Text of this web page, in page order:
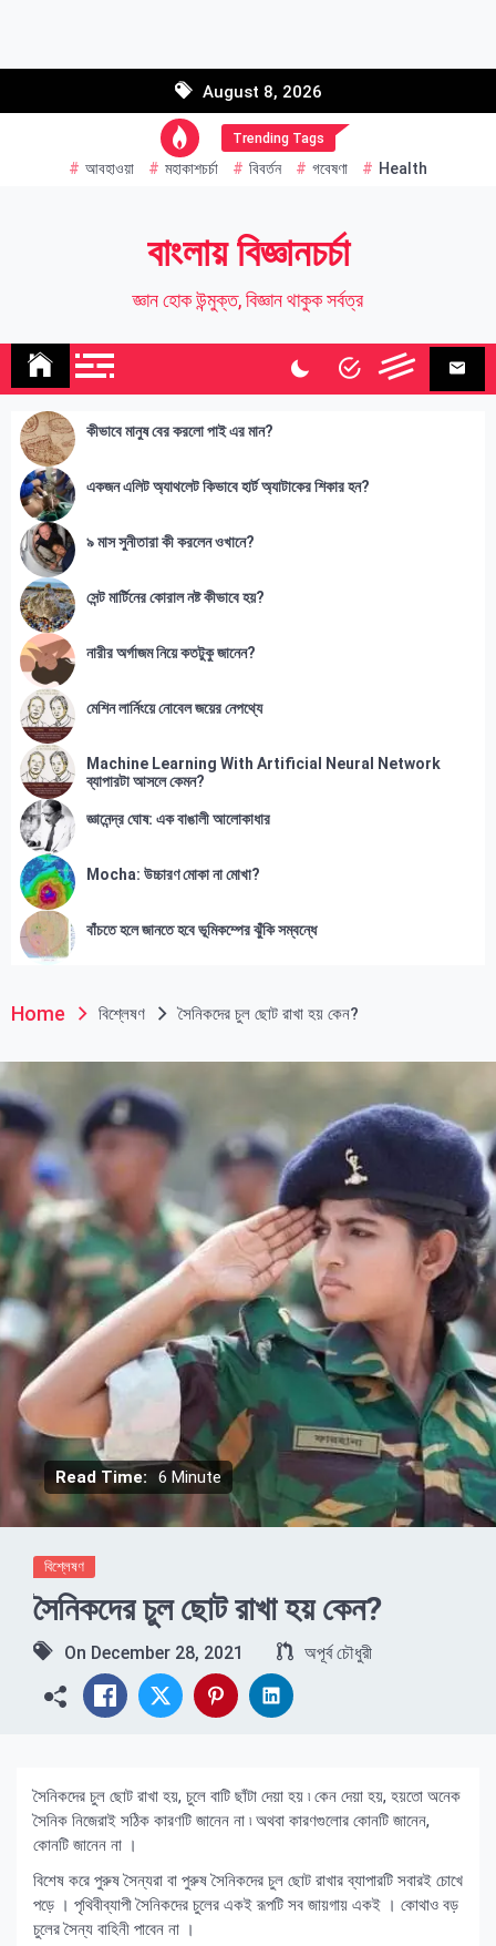
August 8, 2026
Trending Tags
আবহাওয়া মহাকাশচর্চা বিবর্তন গবেষণা Health
বাংলায় বিজ্ঞানচর্চা
জ্ঞান হোক উন্মুক্ত, বিজ্ঞান থাকুক সর্বত্র
কীভাবে মানুষ বের করলো পাই এর মান?
একজন এলিট অ্যাথলেট কিভাবে হার্ট অ্যাটাকের শিকার হন?
৯ মাস সুনীতারা কী করলেন ওখানে?
সেন্ট মার্টিনের কোরাল নষ্ট কীভাবে হয়?
নারীর অর্গাজম নিয়ে কতটুকু জানেন?
মেশিন লার্নিংয়ে নোবেল জয়ের নেপথ্যে
Machine Learning With Artificial Neural Network
ব্যাপারটা আসলে কেমন?
জ্ঞানেন্দ্র ঘোষ: এক বাঙালী আলোকাধার
Mocha: উচ্চারণ মোকা না মোখা?
বাঁচতে হলে জানতে হবে ভূমিকম্পের ঝুঁকি সম্বন্ধে
Home বিশ্লেষণ সৈনিকদের চুল ছোট রাখা হয় কেন?
Read Time: 6 Minute
বিশ্লেষণ
সৈনিকদের চুল ছোট রাখা হয় কেন?
On December 28, 2021 অপূর্ব চৌধুরী
সৈনিকদের চুল ছোট রাখা হয়, চুলে বাটি ছাঁটা দেয়া হয় ৷ কেন দেয়া হয়, হয়তো অনেক
সৈনিক নিজেরাই সঠিক কারণটি জানেন না ৷ অথবা কারণগুলোর কোনটি জানেন,
কোনটি জানেন না ।
বিশেষ করে পুরুষ সৈন্যরা বা পুরুষ সৈনিকদের চুল ছোট রাখার ব্যাপারটি সবারই চোখে
পড়ে । পৃথিবীব্যাপী সৈনিকদের চুলের একই রূপটি সব জায়গায় একই । কোথাও বড়
চুলের সৈন্য বাহিনী পাবেন না ।